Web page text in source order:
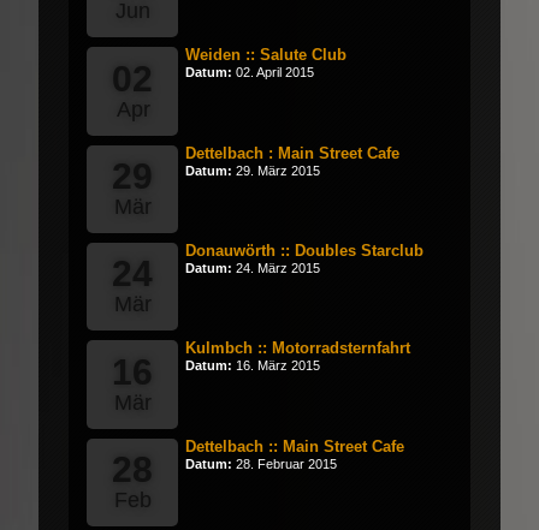
Jun
02
Apr
Weiden :: Salute Club
Datum: 02. April 2015
29
Mär
Dettelbach : Main Street Cafe
Datum: 29. März 2015
24
Mär
Donauwörth :: Doubles Starclub
Datum: 24. März 2015
16
Mär
Kulmbch :: Motorradsternfahrt
Datum: 16. März 2015
28
Feb
Dettelbach :: Main Street Cafe
Datum: 28. Februar 2015